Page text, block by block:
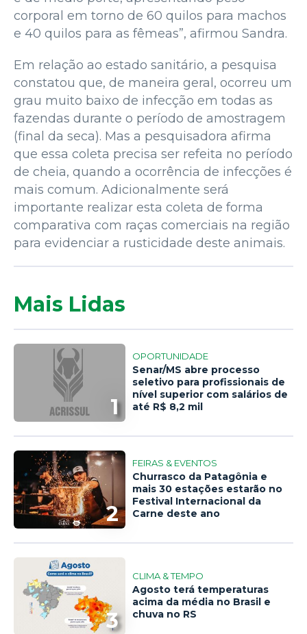
corporal em torno de 60 quilos para machos
e 40 quilos para as fêmeas”, afirmou Sandra.
Em relação ao estado sanitário, a pesquisa
constatou que, de maneira geral, ocorreu um
grau muito baixo de infecção em todas as
fazendas durante o período de amostragem
(final da seca). Mas a pesquisadora afirma
que essa coleta precisa ser refeita no período
de cheia, quando a ocorrência de infecções é
mais comum. Adicionalmente será
importante realizar esta coleta de forma
comparativa com raças comerciais na região
para evidenciar a rusticidade deste animais.
Mais Lidas
1
OPORTUNIDADE
Senar/MS abre processo
seletivo para profissionais de
nível superior com salários de
até R$ 8,2 mil
2
FEIRAS & EVENTOS
Churrasco da Patagônia e
mais 30 estações estarão no
Festival Internacional da
Carne deste ano
3
CLIMA & TEMPO
Agosto terá temperaturas
acima da média no Brasil e
chuva no RS